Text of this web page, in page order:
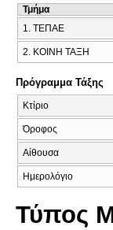
Τμήμα
1. ΤΕΠΑΕ
2. ΚΟΙΝΗ ΤΑΞΗ
Πρόγραμμα Τάξης
Κτίριο
Όροφος
Αίθουσα
Ημερολόγιο
Τύπος